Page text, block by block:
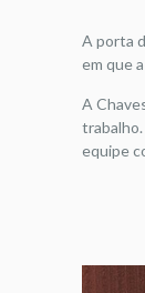
A porta
em que
A
equipe